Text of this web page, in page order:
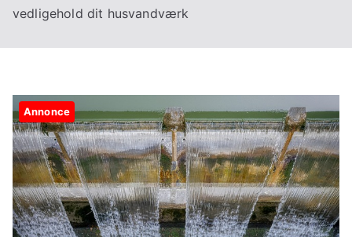
vedligehold dit husvandværk
Annonce